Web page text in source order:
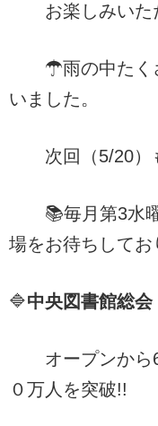
お楽しみいた
☂雨の中たくさ
いました。
次回（5/20）
📚毎月第3水曜
場をお待ちして
🔷中央図書館総会
オープンから
０万人を突破!!